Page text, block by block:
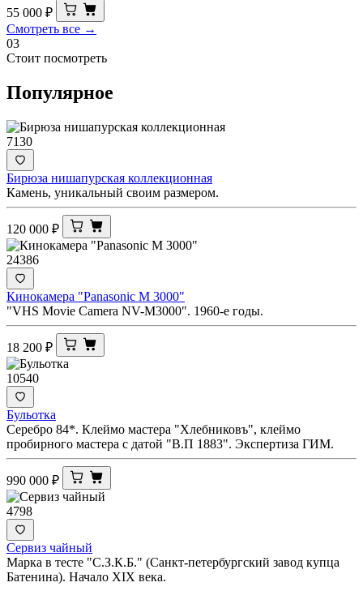
55 000 ₽
Смотреть все →
03
Стоит посмотреть
Популярное
7130
Бирюза нишапурская коллекционная
Камень, уникальный своим размером.
120 000 ₽
24386
Кинокамера "Panasonic M 3000"
"VHS Movie Camera NV-M3000". 1960-е годы.
18 200 ₽
10540
Бульотка
Серебро 84*. Клеймо мастера "Хлебниковъ", клеймо
пробирного мастера с датой "В.П 1883". Экспертиза ГИМ.
990 000 ₽
4798
Сервиз чайный
Марка в тесте "С.З.К.Б." (Санкт-петербургский завод купца
Батенина). Начало XIX века.